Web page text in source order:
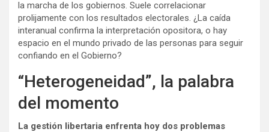
la marcha de los gobiernos. Suele correlacionar
prolijamente con los resultados electorales. ¿La caída
interanual confirma la interpretación opositora, o hay
espacio en el mundo privado de las personas para seguir
confiando en el Gobierno?
“Heterogeneidad”, la palabra
del momento
La gestión libertaria enfrenta hoy dos problemas